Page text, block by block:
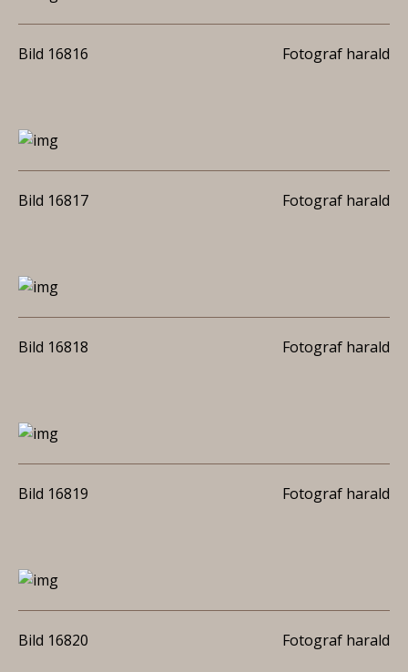
Bild 16816 Fotograf harald
Bild 16817 Fotograf harald
Bild 16818 Fotograf harald
Bild 16819 Fotograf harald
Bild 16820 Fotograf harald